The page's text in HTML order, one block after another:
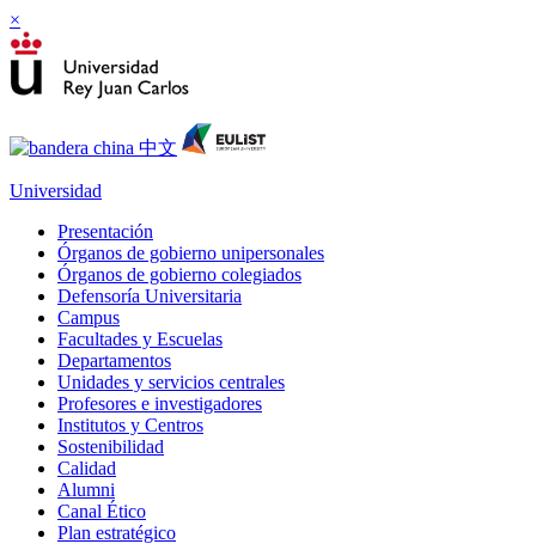
×
Universidad
Presentación
Órganos de gobierno unipersonales
Órganos de gobierno colegiados
Defensoría Universitaria
Campus
Facultades y Escuelas
Departamentos
Unidades y servicios centrales
Profesores e investigadores
Institutos y Centros
Sostenibilidad
Calidad
Alumni
Canal Ético
Plan estratégico